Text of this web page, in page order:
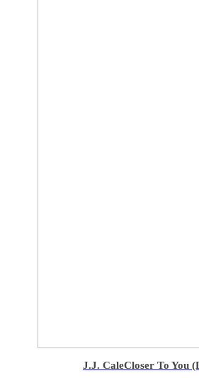
J.J. CaleCloser To You